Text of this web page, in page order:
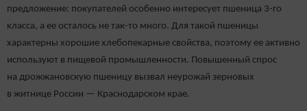
предложение: покупателей особенно интересует пшеница 3-го
класса, а ее осталось не так-то много. Для такой пшеницы
характерны хорошие хлебопекарные свойства, поэтому ее активно
используют в пищевой промышленности. Повышенный спрос
на дрожжановскую пшеницу вызвал неурожай зерновых
в житнице России — Краснодарском крае.